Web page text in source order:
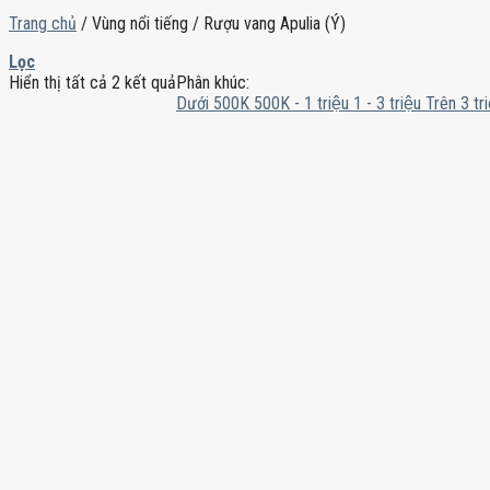
Trang chủ / Vùng nổi tiếng / Rượu vang Apulia (Ý)
Lọc
Hiển thị tất cả 2 kết quảPhân khúc:
Dưới 500K 500K - 1 triệu 1 - 3 triệu Trên 3